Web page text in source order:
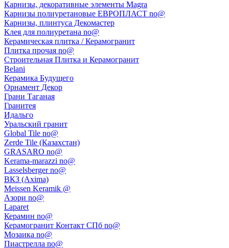
Карнизы, декоративные элементы Magra
Карнизы полиуретановые ЕВРОПЛАСТ no@
Карнизы, плинтуса Декомастер
Клея для полиуретана no@
Керамическая плитка / Керамогранит
Плитка прочая no@
Строительная Плитка и Керамогранит
Belani
Керамика Будущего
Орнамент Декор
Грани Таганая
Гранитея
Идальго
Уральский гранит
Global Tile no@
Zerde Tile (Казахстан)
GRASARO no@
Kerama-marazzi no@
Lasselsberger no@
ВКЗ (Axima)
Meissen Keramik @
Азори no@
Laparet
Керамин no@
Керамогранит Контакт СПб no@
Мозаика no@
Пиастрелла no@